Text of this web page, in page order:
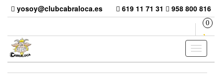
Skip
content
yosoy@clubcabraloca.es 619 11 71 31 958 800 816
0
Toggle